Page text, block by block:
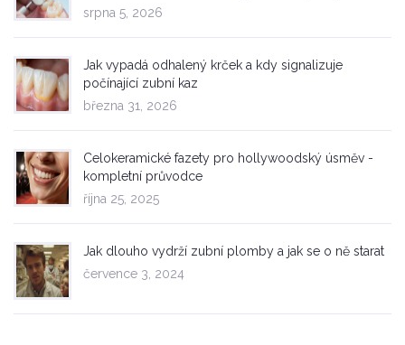
srpna 5, 2026
Jak vypadá odhalený krček a kdy signalizuje
počínající zubní kaz
března 31, 2026
Celokeramické fazety pro hollywoodský úsměv -
kompletní průvodce
října 25, 2025
Jak dlouho vydrží zubní plomby a jak se o ně starat
července 3, 2024